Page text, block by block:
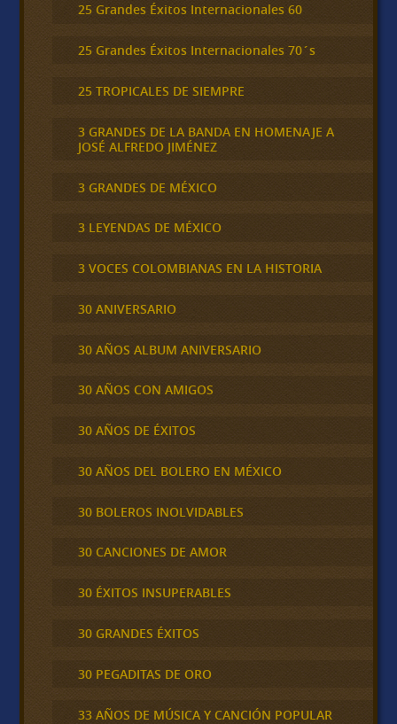
25 Grandes Éxitos Internacionales 60
25 Grandes Éxitos Internacionales 70´s
25 TROPICALES DE SIEMPRE
3 GRANDES DE LA BANDA EN HOMENAJE A
JOSÉ ALFREDO JIMÉNEZ
3 GRANDES DE MÉXICO
3 LEYENDAS DE MÉXICO
3 VOCES COLOMBIANAS EN LA HISTORIA
30 ANIVERSARIO
30 AÑOS ALBUM ANIVERSARIO
30 AÑOS CON AMIGOS
30 AÑOS DE ÉXITOS
30 AÑOS DEL BOLERO EN MÉXICO
30 BOLEROS INOLVIDABLES
30 CANCIONES DE AMOR
30 ÉXITOS INSUPERABLES
30 GRANDES ÉXITOS
30 PEGADITAS DE ORO
33 AÑOS DE MÚSICA Y CANCIÓN POPULAR